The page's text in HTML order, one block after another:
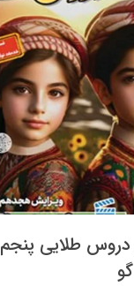
دروس طلایی پنجم